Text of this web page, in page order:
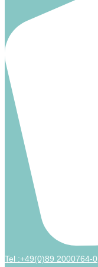
Tel :+49(0)89 2000764-0